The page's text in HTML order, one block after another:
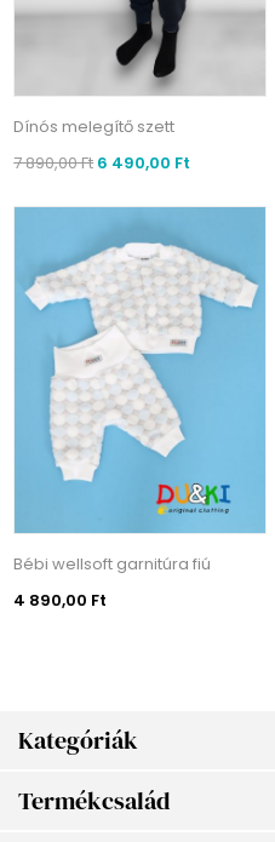
Kategóriák
Termékcsalád
Dínós melegítő szett
7 890,00 Ft 6 490,00 Ft
Bébi wellsoft garnitúra fiú
4 890,00 Ft